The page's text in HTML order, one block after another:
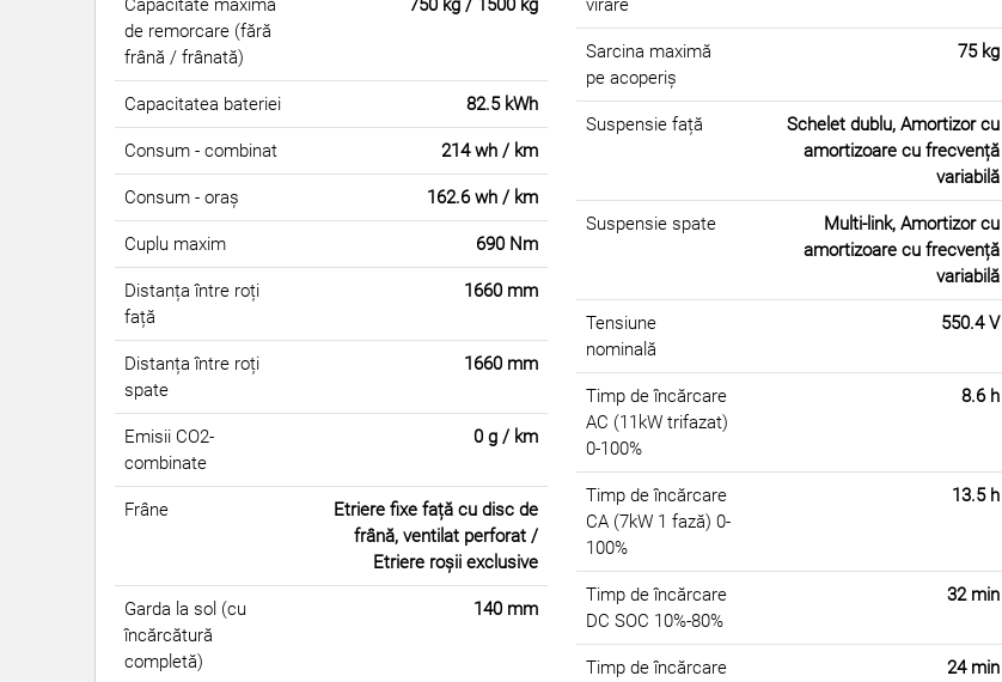
Capacitate maximă
de remorcare (fără
frână / frânată)
750 kg / 1500 kg
Capacitatea bateriei 82.5 kWh
Consum - combinat 214 wh / km
Consum - oraș 162.6 wh / km
Cuplu maxim 690 Nm
Distanța între roți
față
1660 mm
Distanța între roți
spate
1660 mm
Emisii CO2-
combinate
0 g / km
Frâne
Etriere fixe față cu disc de
frână, ventilat perforat /
Etriere roșii exclusive
Garda la sol (cu
încărcătură
completă)
140 mm
virare
Sarcina maximă
pe acoperiș
75 kg
Suspensie față
Schelet dublu, Amortizor cu
amortizoare cu frecvență
variabilă
Suspensie spate
Multi-link, Amortizor cu
amortizoare cu frecvență
variabilă
Tensiune
nominală
550.4 V
Timp de încărcare
AC (11kW trifazat)
0-100%
8.6 h
Timp de încărcare
CA (7kW 1 fază) 0-
100%
13.5 h
Timp de încărcare
DC SOC 10%-80%
32 min
Timp de încărcare
24 min